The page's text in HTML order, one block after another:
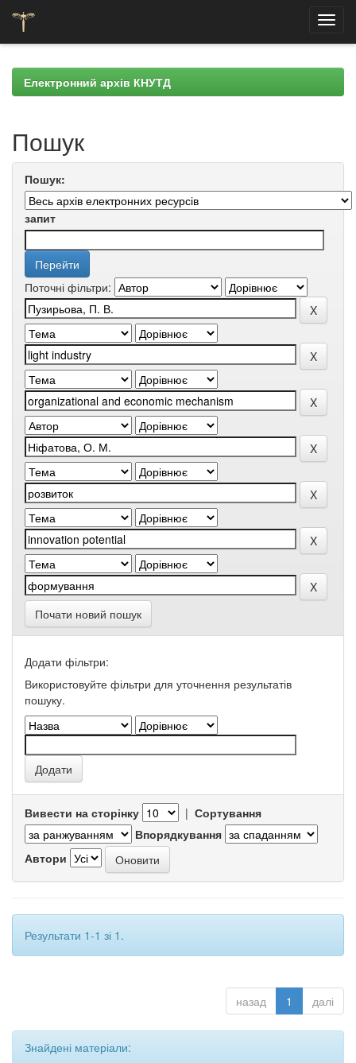
navigationЕлектронний архів КНУТД
Пошук
Пошук:
запит
Поточні фільтри:
Почати новий пошук
Додати фільтри:
Використовуйте фільтри для уточнення результатів
пошуку.
Вивести на сторінку | Сортування
Впорядкування
Автори
Результати 1-1 зі 1.
назад 1 далі
Знайдені матеріали: